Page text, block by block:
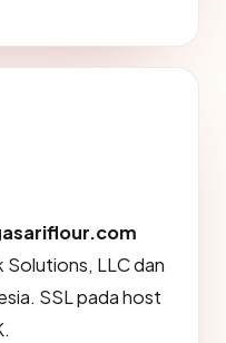
LLC dan
SSL pada host